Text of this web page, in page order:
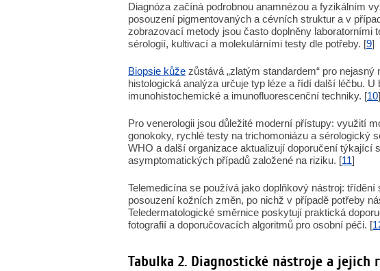
Diagnóza začíná podrobnou anamnézou a fyzikálním
posouzení pigmentovaných a cévních struktur a v
zobrazovací metody jsou často doplněny laboratorními
sérologií, kultivací a molekulárními testy dle potřeby. [9]
Biopsie kůže zůstává „zlatým standardem“ pro nejasný
histologická analýza určuje typ léze a řídí další léčbu.
imunohistochemické a imunofluorescenční techniky. [10]
Pro venerologii jsou důležité moderní přístupy: využití
gonokoky, rychlé testy na trichomoniázu a sérologický
WHO a další organizace aktualizují doporučení týkající
asymptomatických případů založené na riziku. [11]
Telemedicína se používá jako doplňkový nástroj:
posouzení kožních změn, po nichž v případě potřeby
Teledermatologické směrnice poskytují praktická
fotografií a doporučovacích algoritmů pro osobní péči. [
Tabulka 2. Diagnostické nástroje a jejich